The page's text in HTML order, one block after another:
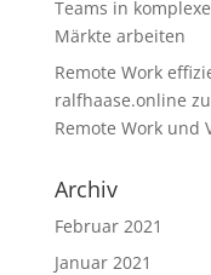
Teams in
Märkte arbeiten
Remote Work
ralfhaase.online zu
Remote Work und
Archiv
Februar 2021
Januar 2021